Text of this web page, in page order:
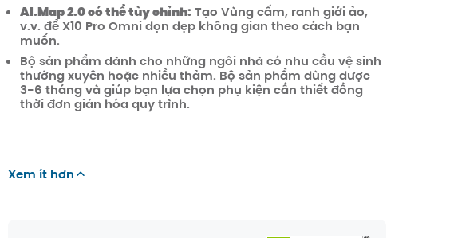
AI.Map 2.0 có thể tùy chỉnh:Tạo Vùng cấm, ranh giới ảo,
v.v. để X10 Pro Omni dọn dẹp không gian theo cách bạn
muốn.
Bộ sản phẩm dành cho những ngôi nhà có nhu cầu vệ sinh
thường xuyên hoặc nhiều thảm. Bộ sản phẩm dùng được
3-6 tháng và giúp bạn lựa chọn phụ kiện cần thiết đồng
thời đơn giản hóa quy trình.
Xem ít hơn